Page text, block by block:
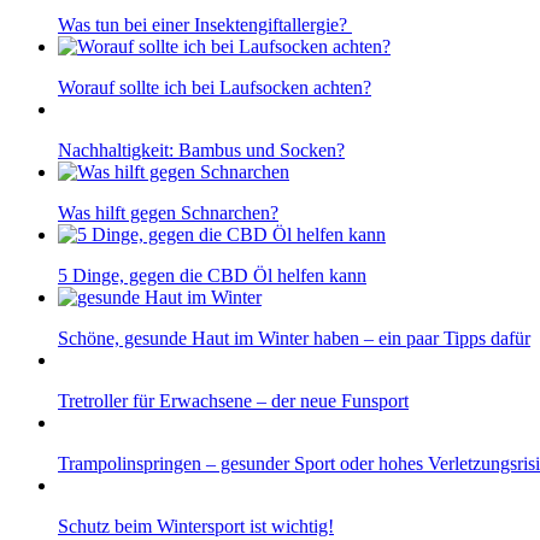
Was tun bei einer Insektengiftallergie?
Worauf sollte ich bei Laufsocken achten?
Nachhaltigkeit: Bambus und Socken?
Was hilft gegen Schnarchen?
5 Dinge, gegen die CBD Öl helfen kann
Schöne, gesunde Haut im Winter haben – ein paar Tipps dafür
Tretroller für Erwachsene – der neue Funsport
Trampolinspringen – gesunder Sport oder hohes
Schutz beim Wintersport ist wichtig!